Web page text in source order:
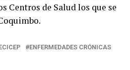
Centros de Salud los que se
ENFERMEDADES CRÓNICAS